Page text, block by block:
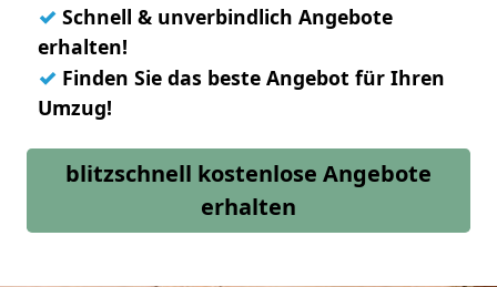
✓ Schnell & unverbindlich Angebote
erhalten!
✓ Finden Sie das beste Angebot für Ihren
Umzug!
blitzschnell kostenlose Angebote
erhalten